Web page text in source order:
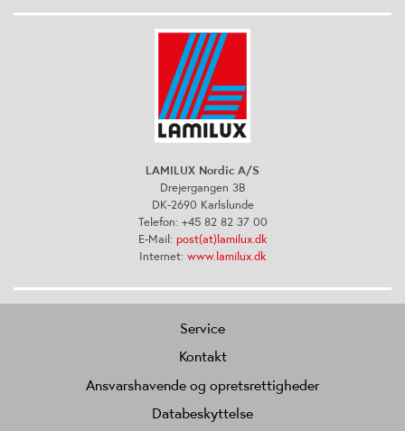
LAMILUX Nordic A/S
Drejergangen 3B
DK-2690 Karlslunde
Telefon: +45 82 82 37 00
E-Mail: post(at)lamilux.dk
Internet: www.lamilux.dk
Service
Kontakt
Ansvarshavende og opretsrettigheder
Databeskyttelse